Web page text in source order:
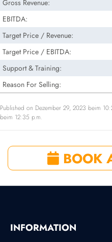
Gross Revenue:
EBITDA:
Target Price / Revenue:
Target Price / EBITDA:
Support & Training:
Reason For Selling:
Published on Dezember 29, 2023 beim
beim 12:35 p.m.
BOOK
INFORMATION